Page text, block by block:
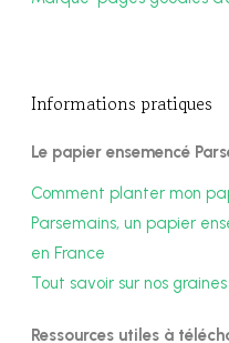
Informations pratiques
Le papier ensemencé
Comment planter mon
Parsemains, un papier
en France
Tout savoir sur nos
Ressources utiles à